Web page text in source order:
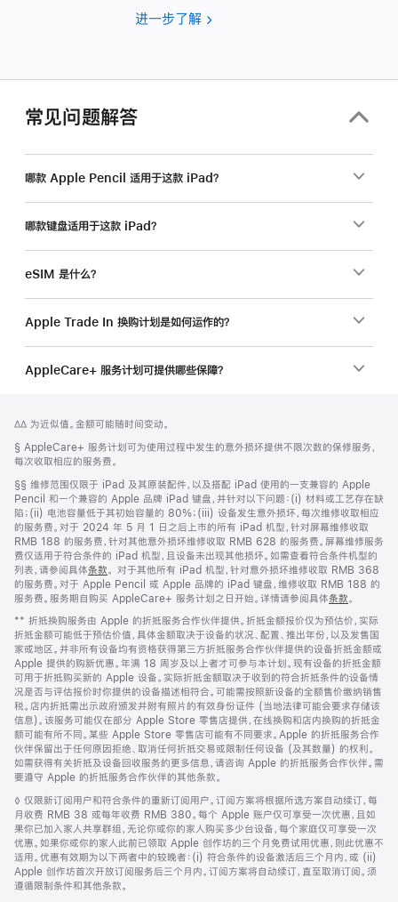
进一步了解 要
的
选
购
常见问题解答
哪款 Apple Pencil 适用于这款 iPad？
哪款键盘适用于这款 iPad？
eSIM 是什么？
Apple Trade In 换购计划是如何运作的？
AppleCare+ 服务计划可提供哪些保障？
页
脚
注
脚
∆∆ 为近似值。金额可能随时间变动。
脚
注
§ AppleCare+ 服务计划可为使用过程中发生的意外损坏提供不限次数的保修服务，
每次收取相应的服务费。
脚
注
§§ 维修范围仅限于 iPad 及其原装配件，以及搭配 iPad 使用的一支兼容的 Apple
Pencil 和一个兼容的 Apple 品牌 iPad 键盘，并针对以下问题：(i) 材料或工艺存在缺
陷；(ii) 电池容量低于其初始容量的 80%；(iii) 设备发生意外损坏，每次维修收取相应
的服务费。对于 2024 年 5 月 1 日之后上市的所有 iPad 机型，针对屏幕维修收取
RMB 188 的服务费，针对其他意外损坏维修收取 RMB 628 的服务费。屏幕维修服务
费仅适用于符合条件的 iPad 机型，且设备未出现其他损坏。如需查看符合条件机型的
列表，请参阅具体条款。 对于其他所有 iPad 机型，针对意外损坏维修收取 RMB 368
的服务费。对于 Apple Pencil 或 Apple 品牌的 iPad 键盘，维修收取 RMB 188 的
服务费。服务期自购买 AppleCare+ 服务计划之日开始。详情请参阅具体条款。
脚
注
** 折抵换购服务由 Apple 的折抵服务合作伙伴提供。折抵金额报价仅为预估价，实际
折抵金额可能低于预估价值，具体金额取决于设备的状况、配置、推出年份，以及发售国
家或地区。并非所有设备均有资格获得第三方折抵服务合作伙伴提供的设备折抵金额或
Apple 提供的购新优惠。年满 18 周岁及以上者才可参与本计划。现有设备的折抵金额
可用于折抵购买新的 Apple 设备。实际折抵金额取决于收到的符合折抵条件的设备情
况是否与评估报价时你提供的设备描述相符合。可能需按照新设备的全额售价缴纳销售
税。店内折抵需出示政府颁发并附有照片的有效身份证件 (当地法律可能会要求存储该
信息)。该服务可能仅在部分 Apple Store 零售店提供，在线换购和店内换购的折抵金
额可能有所不同。某些 Apple Store 零售店可能有不同要求。Apple 的折抵服务合作
伙伴保留出于任何原因拒绝、取消任何折抵交易或限制任何设备 (及其数量) 的权利。
如需获得有关折抵及设备回收服务的更多信息，请咨询 Apple 的折抵服务合作伙伴。需
要遵守 Apple 的折抵服务合作伙伴的其他条款。
脚
注
◊ 仅限新订阅用户和符合条件的重新订阅用户。订阅方案将根据所选方案自动续订，每
月收费 RMB 38 或每年收费 RMB 380。每个 Apple 账户仅可享受一次优惠，且如
果你已加入家人共享群组，无论你或你的家人购买多少台设备，每个家庭仅可享受一次
优惠。如果你或你的家人此前已领取 Apple 创作坊的三个月免费试用优惠，则此优惠不
适用。优惠有效期为以下两者中的较晚者：(i) 符合条件的设备激活后三个月内，或 (ii)
Apple 创作坊首次开放订阅服务后三个月内。订阅方案将自动续订，直至取消订阅。须
遵循限制条件和其他条款。